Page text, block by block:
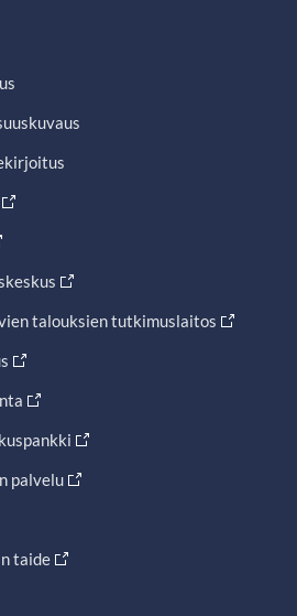
talouksien tutkimuslaitos
palvelu
taide